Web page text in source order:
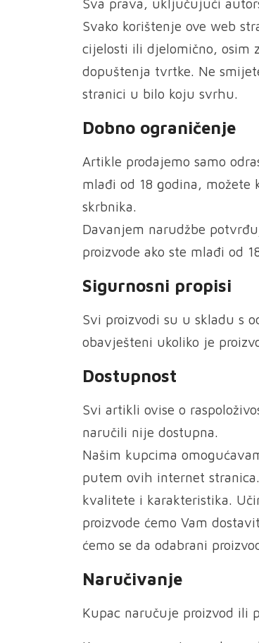
Sva prava, uključujući
Svako korištenje ove web
cijelosti ili djelomično, osim
dopuštenja tvrtke. Ne
stranici u bilo koju svrhu.
Dobno ograničenje
Artikle prodajemo samo
mlađi od 18 godina,
skrbnika.
Davanjem narudžbe
proizvode ako ste mlađi od
Sigurnosni propisi
Svi proizvodi su u skladu s
obavješteni ukoliko je
Dostupnost
Svi artikli ovise o
naručili nije dostupna.
Našim kupcima
putem ovih internet
kvalitete i karakteristika.
proizvode ćemo Vam
ćemo se da odabrani
Naručivanje
Kupac naručuje proizvod ili